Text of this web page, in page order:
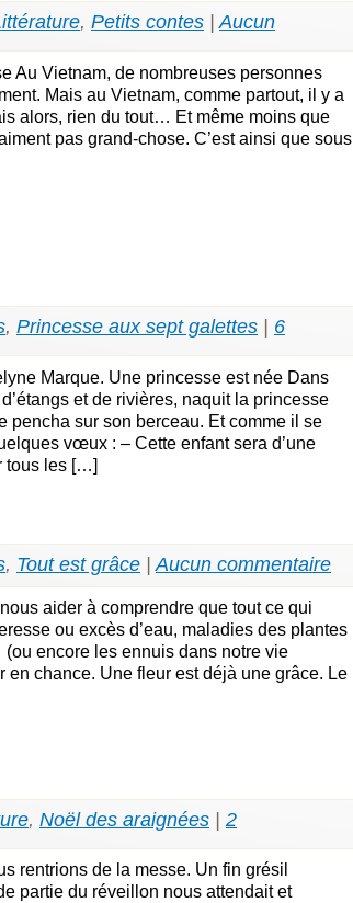
, Petits contes |Aucun
Au Vietnam, de nombreuses personnes
Mais au Vietnam, comme partout, il y a
alors, rien du tout… Et même moins que
pas grand-chose. C’est ainsi que sous
, Princesse aux sept galettes
6
Marque. Une princesse est née Dans
et de rivières, naquit la princesse
pencha sur son berceau. Et comme il se
vœux : – Cette enfant sera d’une
tous les […]
, Tout est grâce | Aucun commentaire
aider à comprendre que tout ce qui
ou excès d’eau, maladies des plantes
encore les ennuis dans notre vie
chance. Une fleur est déjà une grâce. Le
, Noël des araignées | 2
rentrions de la messe. Un fin grésil
partie du réveillon nous attendait et